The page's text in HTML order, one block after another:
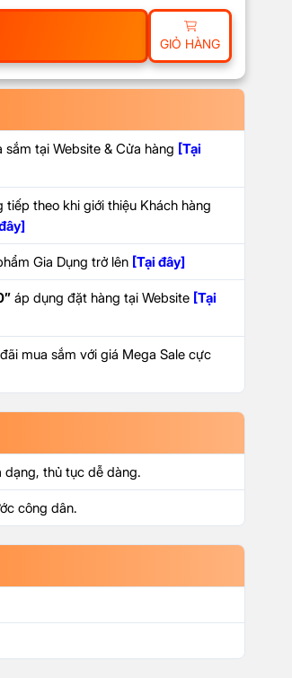
GIỎ HÀNG
tại Website & Cửa hàng [Tại
tiếp theo khi giới thiệu Khách hàng
Gia Dụng trở lên [Tại đây]
áp dụng đặt hàng tại Website [Tại
mua sắm với giá Mega Sale cực
dạng, thủ tục dễ dàng.
công dân.